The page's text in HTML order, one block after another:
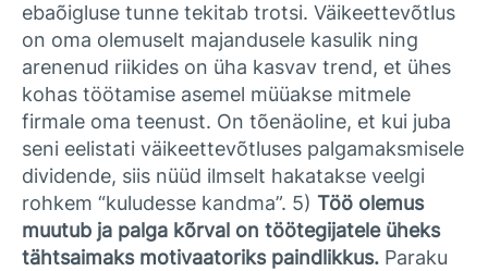
ebaõigluse tunne tekitab trotsi. Väikeettevõtlus
on oma olemuselt majandusele kasulik ning
arenenud riikides on üha kasvav trend, et ühes
kohas töötamise asemel müüakse mitmele
firmale oma teenust. On tõenäoline, et kui juba
seni eelistati väikeettevõtluses palgamaksmisele
dividende, siis nüüd ilmselt hakatakse veelgi
rohkem “kuludesse kandma”. 5) Töö olemus
muutub ja palga kõrval on töötegijatele üheks
tähtsaimaks motivaatoriks paindlikkus. Paraku